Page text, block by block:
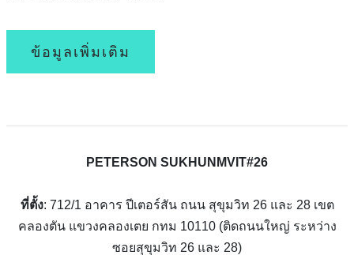
ข้อมูลเพิ่มเติม
PETERSON SUKHUNMVIT#26
ที่ตั้ง: 712/1 อาคาร ปีเตอร์สัน ถนน สุขุมวิท 26 และ 28 เขต
คลองตัน แขวงคลองเตย กทม 10110 (ติดถนนใหญ่ ระหว่าง
ซอยสุขุมวิท 26 และ 28)